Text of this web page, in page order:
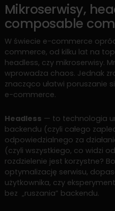
Mikroserwisy,
composable
W świecie e-commerce
commerce, od kilku lat na
headless, czy mikroserwisy.
wprowadza chaos. Jednak
znacząco ułatwi poruszanie
e-commerce.
Headless — to technologia
backendu (czyli całego
odpowiedzialnego za
(czyli wszystkiego, co widzi
rozdzielenie jest korzystne?
optymalizację serwisu,
użytkownika, czy
bez „ruszania” backendu.